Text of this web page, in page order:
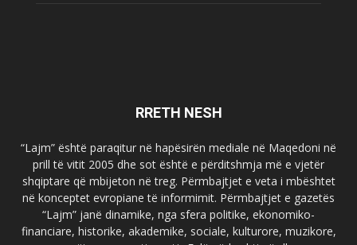
RRETH NESH
“Lajm” është paraqitur në hapësirën mediale në Maqedoni në
prill të vitit 2005 dhe sot është e përditshmja më e vjetër
shqiptare që mbijeton në treg. Përmbajtjet e veta i mbështet
në konceptet evropiane të informimit. Përmbajtjet e gazetës
“Lajm” janë dinamike, nga sfera politike, ekonomiko-
financiare, historike, akademike, sociale, kulturore, muzikore,